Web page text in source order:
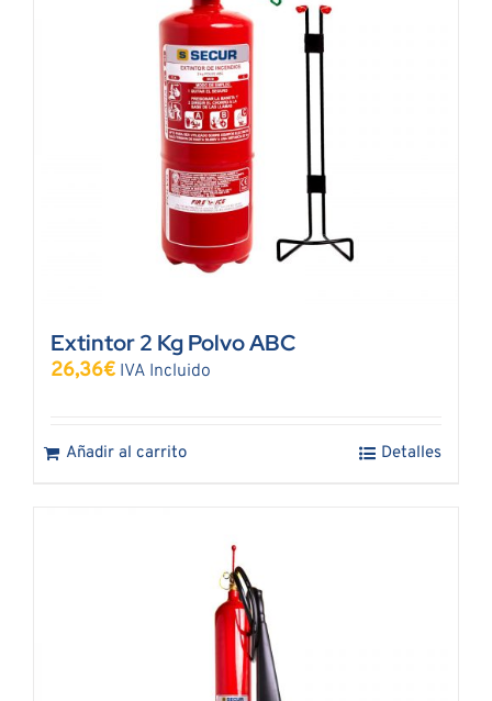
Extintor 2 Kg Polvo ABC
26,36€ IVA Incluido
Añadir al carrito Detalles